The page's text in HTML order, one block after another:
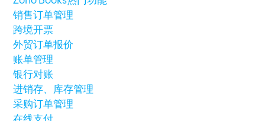
销售订单管理
跨境开票
外贸订单报价
账单管理
银行对账
进销存、库存管理
采购订单管理
在线支付